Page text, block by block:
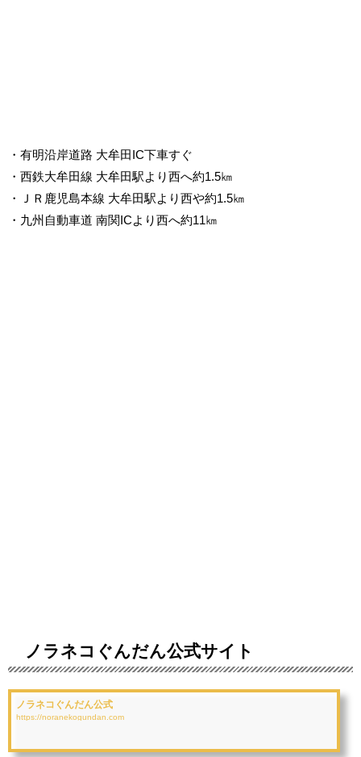
・有明沿岸道路 大牟田IC下車すぐ
・西鉄大牟田線 大牟田駅より西へ約1.5㎞
・ＪＲ鹿児島本線 大牟田駅より西や約1.5㎞
・九州自動車道 南関ICより西へ約11㎞
ノラネコぐんだん公式サイト
ノラネコぐんだん公式
https://noranekogundan.com